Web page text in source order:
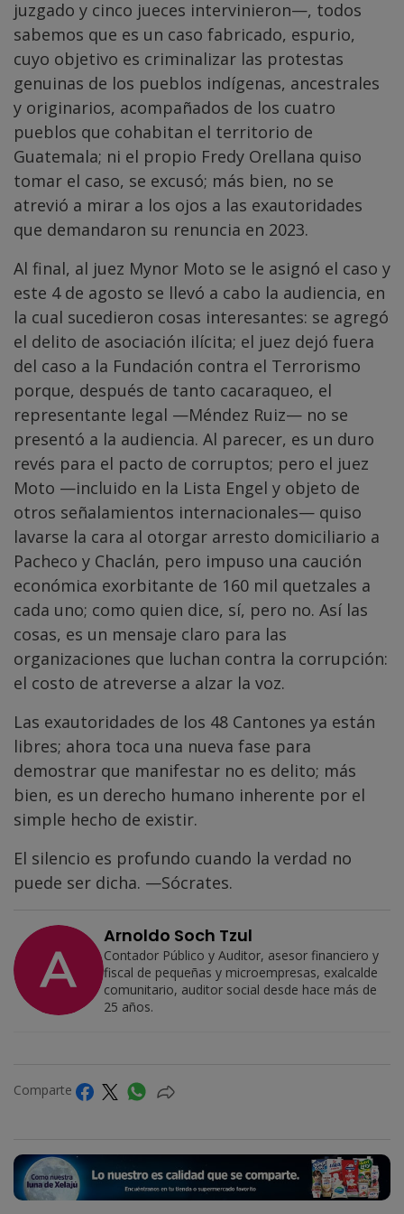
juzgado y cinco jueces intervinieron—, todos
sabemos que es un caso fabricado, espurio,
cuyo objetivo es criminalizar las protestas
genuinas de los pueblos indígenas, ancestrales
y originarios, acompañados de los cuatro
pueblos que cohabitan el territorio de
Guatemala; ni el propio Fredy Orellana quiso
tomar el caso, se excusó; más bien, no se
atrevió a mirar a los ojos a las exautoridades
que demandaron su renuncia en 2023.
Al final, al juez Mynor Moto se le asignó el caso y
este 4 de agosto se llevó a cabo la audiencia, en
la cual sucedieron cosas interesantes: se agregó
el delito de asociación ilícita; el juez dejó fuera
del caso a la Fundación contra el Terrorismo
porque, después de tanto cacaraqueo, el
representante legal —Méndez Ruiz— no se
presentó a la audiencia. Al parecer, es un duro
revés para el pacto de corruptos; pero el juez
Moto —incluido en la Lista Engel y objeto de
otros señalamientos internacionales— quiso
lavarse la cara al otorgar arresto domiciliario a
Pacheco y Chaclán, pero impuso una caución
económica exorbitante de 160 mil quetzales a
cada uno; como quien dice, sí, pero no. Así las
cosas, es un mensaje claro para las
organizaciones que luchan contra la corrupción:
el costo de atreverse a alzar la voz.
Las exautoridades de los 48 Cantones ya están
libres; ahora toca una nueva fase para
demostrar que manifestar no es delito; más
bien, es un derecho humano inherente por el
simple hecho de existir.
El silencio es profundo cuando la verdad no
puede ser dicha. —Sócrates.
Arnoldo Soch Tzul
Contador Público y Auditor, asesor financiero y
fiscal de pequeñas y microempresas, exalcalde
comunitario, auditor social desde hace más de
25 años.
Comparte